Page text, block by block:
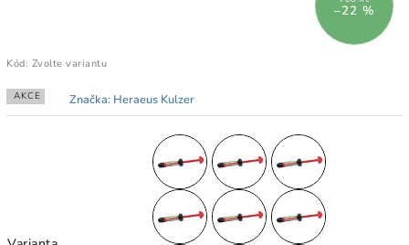
–22 %
Kód: Zvolte variantu
AKCE Značka: Heraeus Kulzer